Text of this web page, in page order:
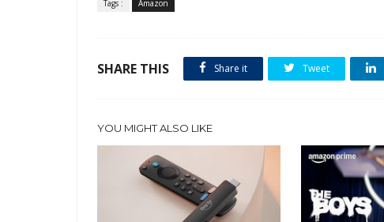
Tags : Amazon
SHARE THIS Share it Tweet
YOU MIGHT ALSO LIKE